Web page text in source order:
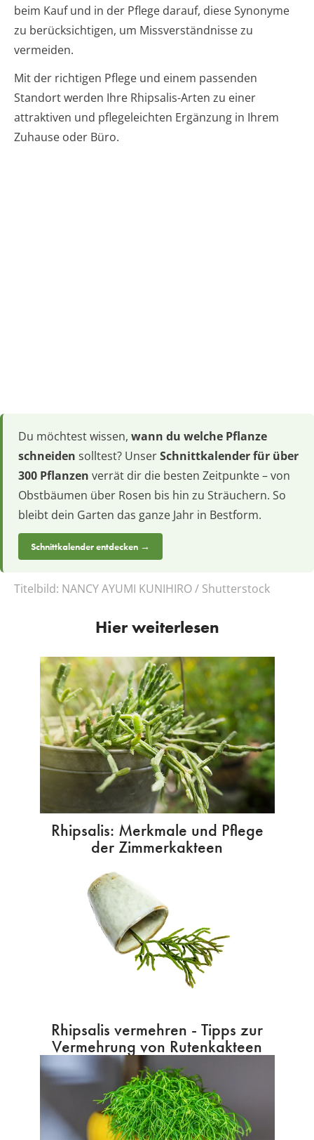
beim Kauf und in der Pflege darauf, diese Synonyme
zu berücksichtigen, um Missverständnisse zu
vermeiden.
Mit der richtigen Pflege und einem passenden
Standort werden Ihre Rhipsalis-Arten zu einer
attraktiven und pflegeleichten Ergänzung in Ihrem
Zuhause oder Büro.
Du möchtest wissen, wann du welche Pflanze
schneiden solltest? UnserSchnittkalender für über
300 Pflanzen verrät dir die besten Zeitpunkte – von
Obstbäumen über Rosen bis hin zu Sträuchern. So
bleibt dein Garten das ganze Jahr in Bestform.
Schnittkalender entdecken →
Titelbild: NANCY AYUMI KUNIHIRO / Shutterstock
Hier weiterlesen
Rhipsalis: Merkmale und Pflege
der Zimmerkakteen
Rhipsalis vermehren - Tipps zur
Vermehrung von Rutenkakteen